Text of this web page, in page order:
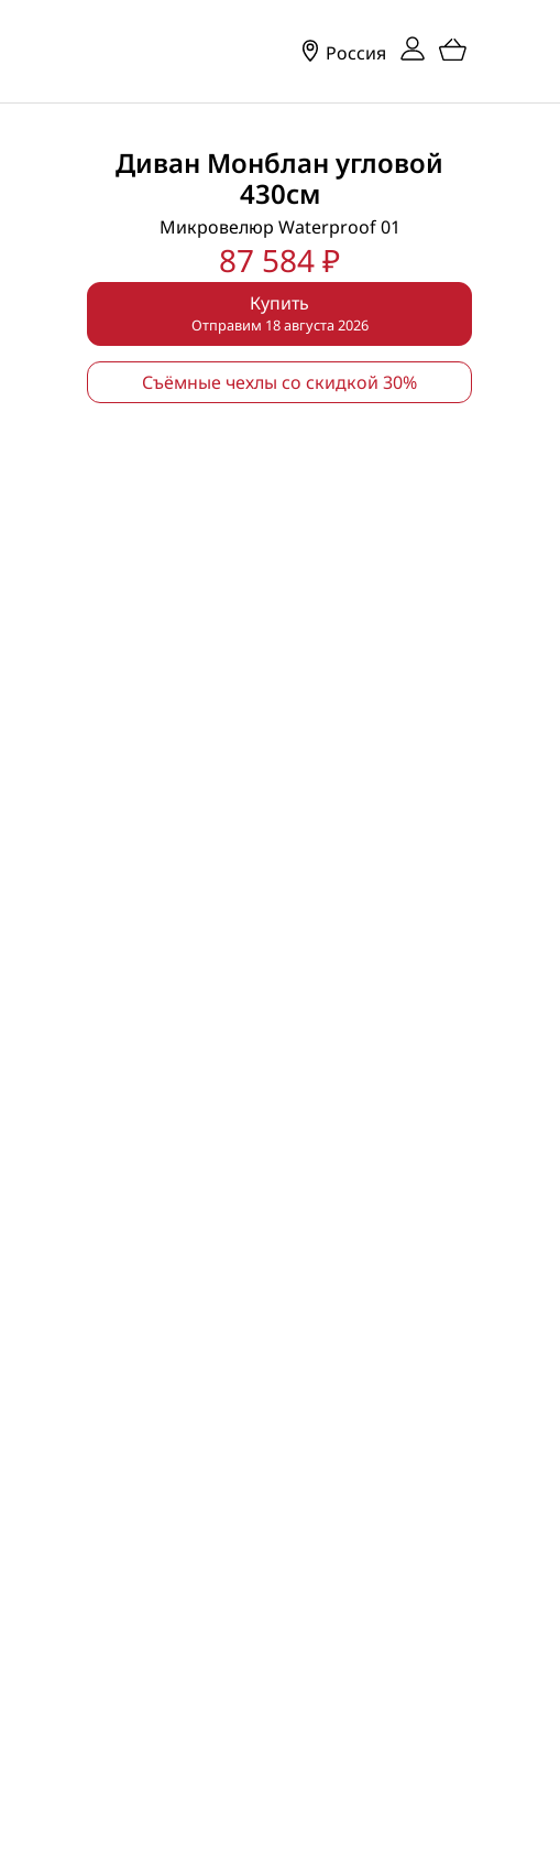
Россия
Диван Монблан угловой
430см
Микровелюр Waterproof 01
87 584 ₽
Купить
Отправим 18 августа 2026
Съёмные чехлы со скидкой 30%